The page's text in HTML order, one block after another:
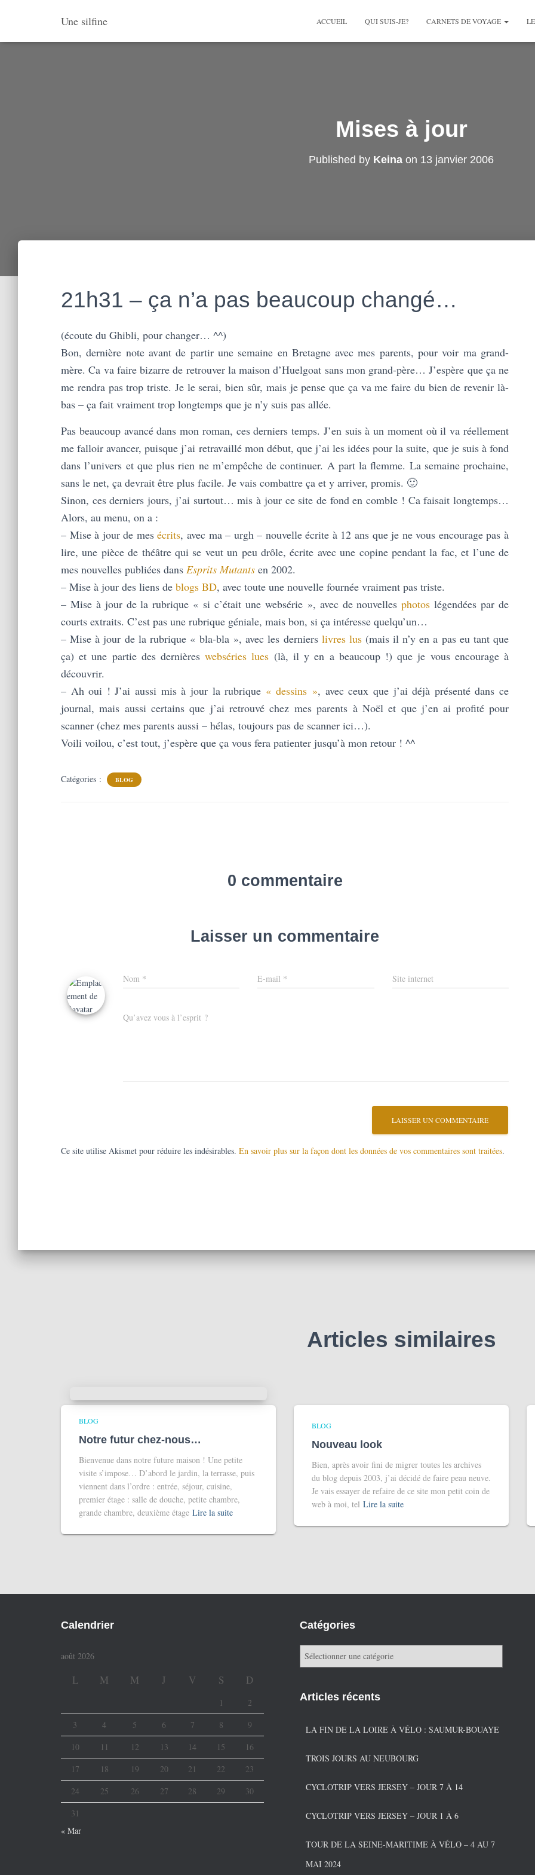
Une silfine ACCUEIL QUI SUIS-JE? CARNETS DE VOYAGE
Mises à jour
Published by Keina on 13 janvier 2006
21h31 – ça n’a pas beaucoup changé…
(écoute du Ghibli, pour changer… ^^)
Bon, dernière note avant de partir une semaine en Bretagne avec mes parents, pour voir ma grand-
mère. Ca va faire bizarre de retrouver la maison d’Huelgoat sans mon grand-père… J’espère que ça ne
me rendra pas trop triste. Je le serai, bien sûr, mais je pense que ça va me faire du bien de revenir là-
bas – ça fait vraiment trop longtemps que je n’y suis pas allée.
Pas beaucoup avancé dans mon roman, ces derniers temps. J’en suis à un moment où il va réellement
me falloir avancer, puisque j’ai retravaillé mon début, que j’ai les idées pour la suite, que je suis à fond
dans l’univers et que plus rien ne m’empêche de continuer. A part la flemme. La semaine prochaine,
sans le net, ça devrait être plus facile. Je vais combattre ça et y arriver, promis. 🙂
Sinon, ces derniers jours, j’ai surtout… mis à jour ce site de fond en comble ! Ca faisait longtemps…
Alors, au menu, on a :
– Mise à jour de mesécrits, avec ma – urgh – nouvelle écrite à 12 ans que je ne vous encourage pas à
lire, une pièce de théâtre qui se veut un peu drôle, écrite avec une copine pendant la fac, et l’une de
mes nouvelles publiées dans Esprits Mutants en 2002.
– Mise à jour des liens de blogs BD, avec toute une nouvelle fournée vraiment pas triste.
– Mise à jour de la rubrique « si c’était une websérie », avec de nouvellesphotos légendées par de
courts extraits. C’est pas une rubrique géniale, mais bon, si ça intéresse quelqu’un…
– Mise à jour de la rubrique « bla-bla », avec les derniers livres lus(mais il n’y en a pas eu tant que
ça) et une partie des dernièreswebséries lues (là, il y en a beaucoup !) que je vous encourage à
découvrir.
– Ah oui ! J’ai aussi mis à jour la rubrique « dessins », avec ceux que j’ai déjà présenté dans ce
journal, mais aussi certains que j’ai retrouvé chez mes parents à Noël et que j’en ai profité pour
scanner (chez mes parents aussi – hélas, toujours pas de scanner ici…).
Voili voilou, c’est tout, j’espère que ça vous fera patienter jusqu’à mon retour ! ^^
Catégories : BLOG
0 commentaire
Laisser un commentaire
Nom * E-mail * Site internet
Qu’avez vous à l’esprit ?
Ce site utilise Akismet pour réduire les indésirables. En savoir plus sur la façon dont les données de vos commentaires sont traitées.
Articles similaires
BLOG
Notre futur chez-nous…
Bienvenue dans notre future maison ! Une petite
visite s’impose… D’abord le jardin, la terrasse, puis
viennent dans l’ordre : entrée, séjour, cuisine,
premier étage : salle de douche, petite chambre,
grande chambre, deuxième étage Lire la suite
BLOG
Nouveau look
Bien, après avoir fini de migrer toutes les archives
du blog depuis 2003, j’ai décidé de faire peau neuve.
Je vais essayer de refaire de ce site mon petit coin de
web à moi, tel Lire la suite
Calendrier
août 2026
L M M J V S D
1
2
3
4 5 6 7 8
9
10
11 12 13 14 15
16
17
18 19 20 21 22
23
24
25 26 27 28 29
30
31
« Mar
Catégories
a
é
gArticles récents
LA FIN DE LA LOIRE À VÉLO : SAUMUR-BOUAYE
TROIS JOURS AU NEUBOURG
CYCLOTRIP VERS JERSEY – JOUR 7 À 14
CYCLOTRIP VERS JERSEY – JOUR 1 À 6
TOUR DE LA SEINE-MARITIME À VÉLO – 4 AU 7
MAI 2024